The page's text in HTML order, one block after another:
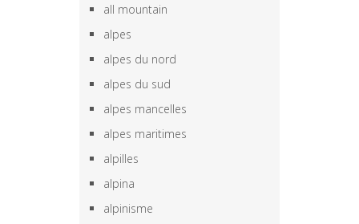
all mountain
alpes
alpes du nord
alpes du sud
alpes mancelles
alpes maritimes
alpilles
alpina
alpinisme